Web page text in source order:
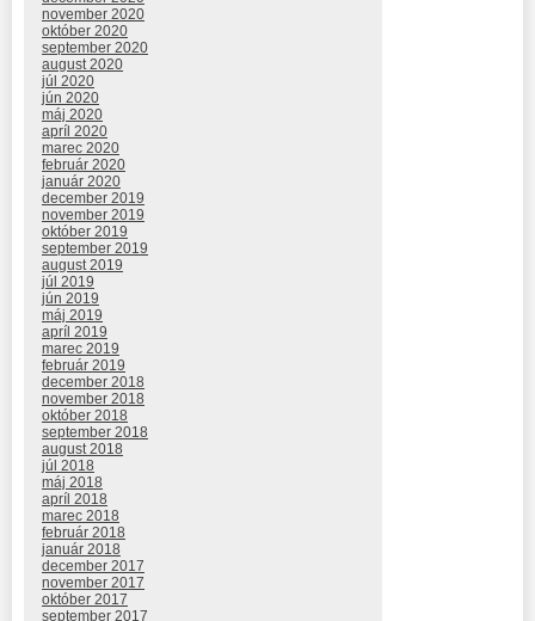
november 2020
október 2020
september 2020
august 2020
júl 2020
jún 2020
máj 2020
apríl 2020
marec 2020
február 2020
január 2020
december 2019
november 2019
október 2019
september 2019
august 2019
júl 2019
jún 2019
máj 2019
apríl 2019
marec 2019
február 2019
december 2018
november 2018
október 2018
september 2018
august 2018
júl 2018
máj 2018
apríl 2018
marec 2018
február 2018
január 2018
december 2017
november 2017
október 2017
september 2017